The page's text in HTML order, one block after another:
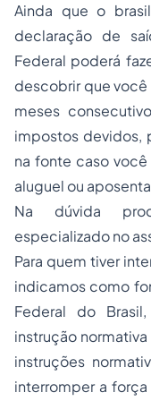
Ainda que o
declaração de
Federal poderá
descobrir que você
meses
impostos devidos,
na fonte caso você
aluguel ou
Na dúvida
especializado no
Para quem tiver
indicamos como
Federal do Brasil,
instrução
instruções
interromper a